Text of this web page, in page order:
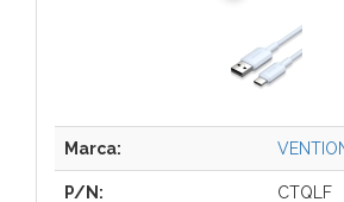
Marca:
P/N: CTQLF